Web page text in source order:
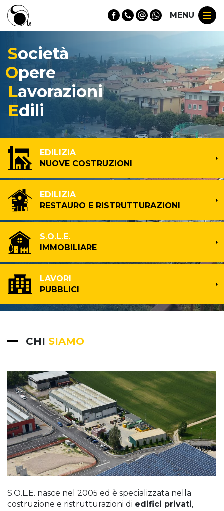
MENU
Società
Opere
Lavorazioni
Edili
EDILIZIA
NUOVE COSTRUZIONI
EDILIZIA
RESTAURO E RISTRUTTURAZIONI
S.O.L.E.
IMMOBILIARE
LAVORI
PUBBLICI
CHISIAMO
S.O.L.E. nasce nel 2005 ed è specializzata nella
costruzione e ristrutturazioni di edifici privati,